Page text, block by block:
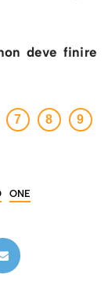
deve finire
7 8 9
ONE